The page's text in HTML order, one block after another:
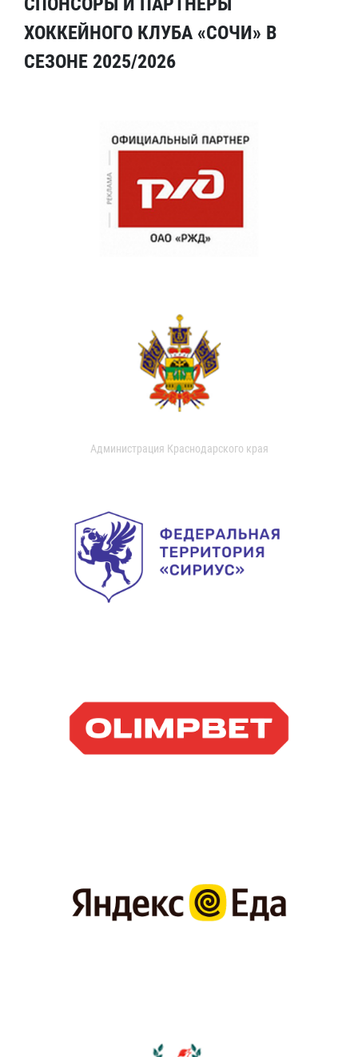
ХОККЕЙНОГО КЛУБА «СОЧИ» В
СЕЗОНЕ 2025/2026
Администрация Краснодарского края